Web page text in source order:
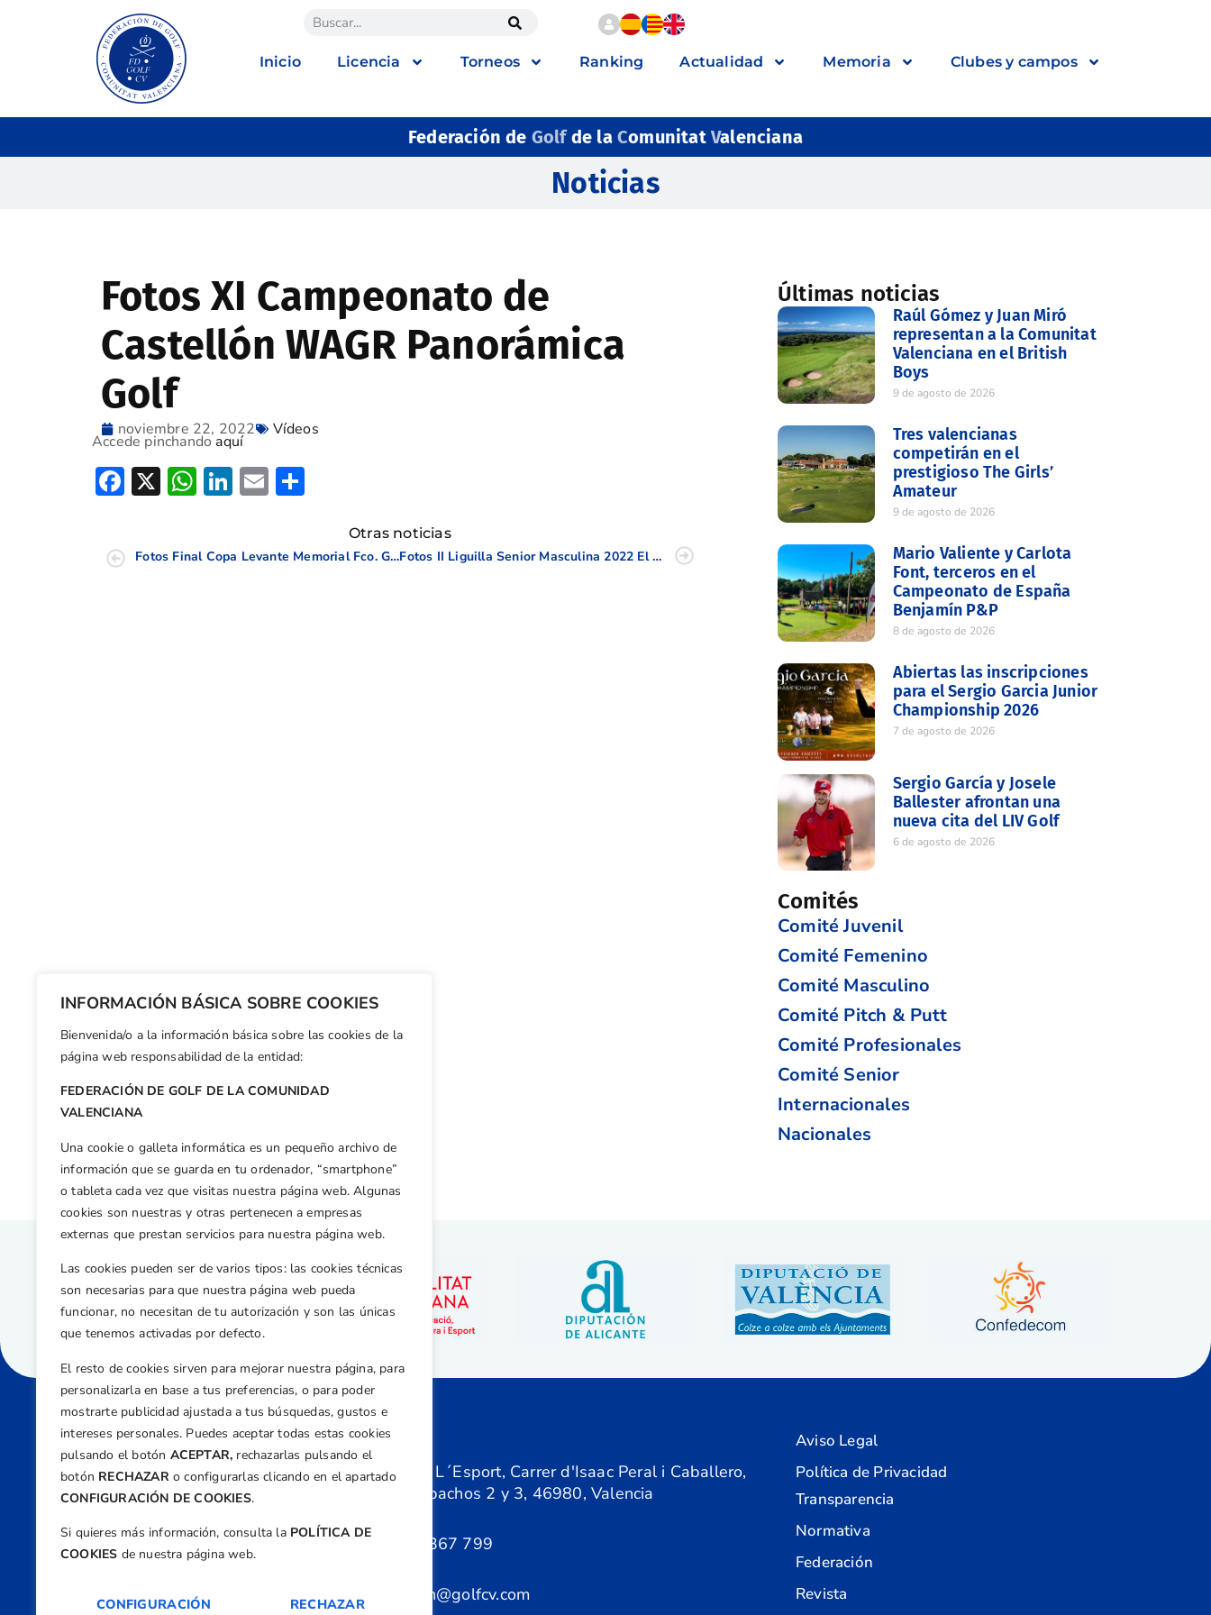
INFORMACIÓN BÁSICA SOBRE COOKIES
Bienvenida/o a la información básica sobre las cookies de la
página web responsabilidad de la entidad:
FEDERACIÓN DE GOLF DE LA COMUNIDAD
VALENCIANA
Una cookie o galleta informática es un pequeño archivo de
información que se guarda en tu ordenador, “smartphone”
o tableta cada vez que visitas nuestra página web. Algunas
cookies son nuestras y otras pertenecen a empresas
externas que prestan servicios para nuestra página web.
Las cookies pueden ser de varios tipos: las cookies técnicas
son necesarias para que nuestra página web pueda
funcionar, no necesitan de tu autorización y son las únicas
que tenemos activadas por defecto.
El resto de cookies sirven para mejorar nuestra página, para
personalizarla en base a tus preferencias, o para poder
mostrarte publicidad ajustada a tus búsquedas, gustos e
intereses personales. Puedes aceptar todas estas cookies
pulsando el botón ACEPTAR, rechazarlas pulsando el
botón RECHAZARo configurarlas clicando en el apartado
CONFIGURACIÓN DE COOKIES.
Si quieres más información, consulta la POLÍTICA DE
COOKIES de nuestra página web.
CONFIGURACIÓN RECHAZAR
Inicio Licencia Torneos Ranking Actualidad Memoria Clubes y campos
Federación de Golfde la ComunitatValenciana
Noticias
Fotos XI Campeonato de
Castellón WAGR Panorámica
Golf
noviembre 22, 2022 Vídeos
Accede pinchandoaquí
Facebook
X WhatsApp
LinkedIn
Email
Otras noticias
Fotos Final Copa Levante Memorial Fco. Gil Oliva Nova
Fotos II Liguilla Senior Masculina 2022 El Bosque
Últimas noticias
Raúl Gómez y Juan Miró
representan a la Comunitat
Valenciana en el British
Boys
9 de agosto de 2026
Tres valencianas
competirán en el
prestigioso The Girls’
Amateur
9 de agosto de 2026
Mario Valiente y Carlota
Font, terceros en el
Campeonato de España
Benjamín P&P
8 de agosto de 2026
Abiertas las inscripciones
para el Sergio Garcia Junior
Championship 2026
7 de agosto de 2026
Sergio García y Josele
Ballester afrontan una
nueva cita del LIV Golf
6 de agosto de 2026
Comités
Comité Juvenil
Comité Femenino
Comité Masculino
Comité Pitch & Putt
Comité Profesionales
Comité Senior
Internacionales
Nacionales
Dirección
Centre de L´Esport, Carrer d'Isaac Peral i Caballero,
Nº 5, Despachos 2 y 3, 46980, Valencia
+34 961 367 799
federacion@golfcv.com
Aviso Legal
Política de Privacidad
Transparencia
Normativa
Federación
Revista